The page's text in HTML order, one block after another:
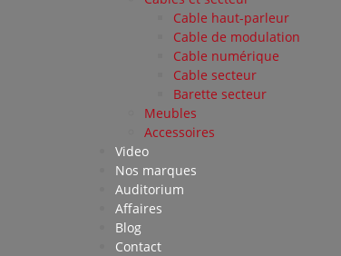
Cable haut-parleur
Cable de modulation
Cable numérique
Cable secteur
Barette secteur
Meubles
Accessoires
Video
Nos marques
Auditorium
Affaires
Blog
Contact